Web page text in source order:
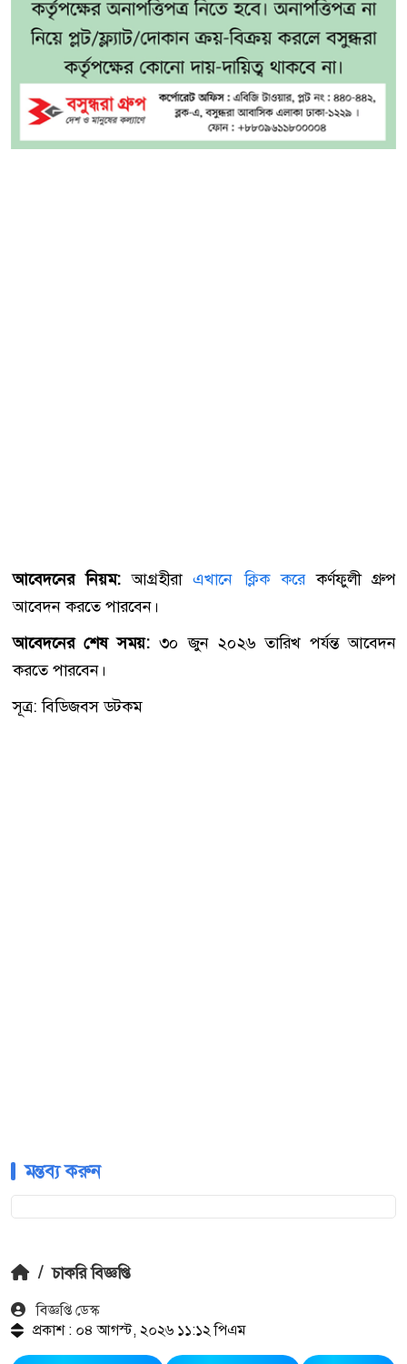
আবেদনের নিয়ম: আগ্রহীরাএখানে ক্লিক করেকর্ণফুলী গ্রুপ
আবেদন করতে পারবেন।
আবেদনের শেষ সময়: ৩০ জুন ২০২৬ তারিখ পর্যন্ত আবেদন
করতে পারবেন।
সূত্র: বিডিজবস ডটকম
মন্তব্য করুন
/ চাকরি বিজ্ঞপ্তি
বিজ্ঞপ্তি ডেস্ক
প্রকাশ : ০৪ আগস্ট, ২০২৬ ১১:১২ পিএম